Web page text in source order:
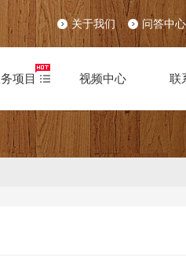
关于我们 问答中心
项目 视频中心 联